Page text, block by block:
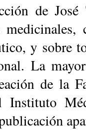
de José
y sobre
La
de la
Instituto